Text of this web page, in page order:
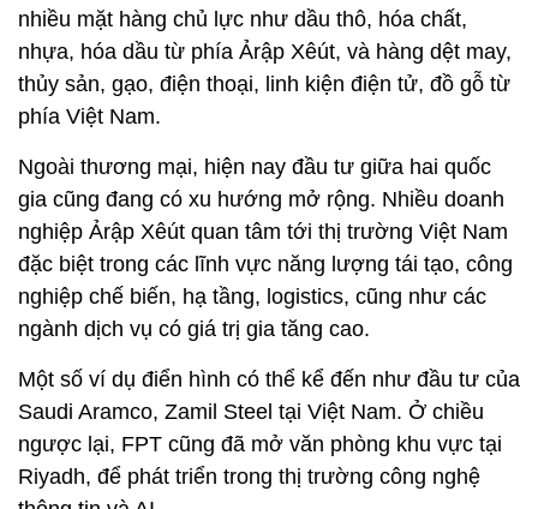
nhiều mặt hàng chủ lực như dầu thô, hóa chất,
nhựa, hóa dầu từ phía Ảrập Xêút, và hàng dệt may,
thủy sản, gạo, điện thoại, linh kiện điện tử, đồ gỗ từ
phía Việt Nam.
Ngoài thương mại, hiện nay đầu tư giữa hai quốc
gia cũng đang có xu hướng mở rộng. Nhiều doanh
nghiệp Ảrập Xêút quan tâm tới thị trường Việt Nam
đặc biệt trong các lĩnh vực năng lượng tái tạo, công
nghiệp chế biến, hạ tầng, logistics, cũng như các
ngành dịch vụ có giá trị gia tăng cao.
Một số ví dụ điển hình có thể kể đến như đầu tư của
Saudi Aramco, Zamil Steel tại Việt Nam. Ở chiều
ngược lại, FPT cũng đã mở văn phòng khu vực tại
Riyadh, để phát triển trong thị trường công nghệ